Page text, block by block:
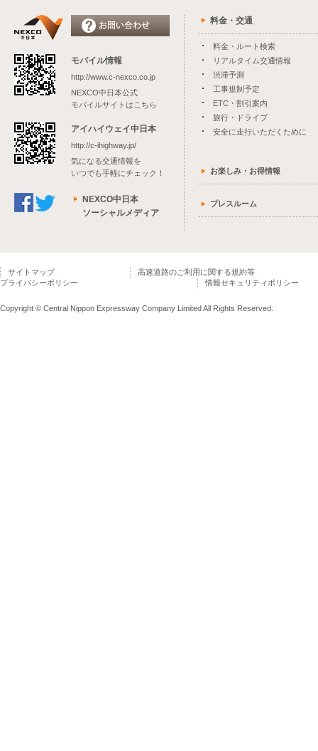
モバイル情報
http://www.c-nexco.co.jp
NEXCO中日本公式
モバイルサイトはこちら
アイハイウェイ中日本
http://c-ihighway.jp/
気になる交通情報を
いつでも手軽にチェック！
NEXCO中日本
ソーシャルメディア
料金・交通
料金・ルート検索
リアルタイム交通情報
渋滞予測
工事規制予定
ETC・割引案内
旅行・ドライブ
安全に走行いただくために
お楽しみ・お得情報
プレスルーム
サイトマップ
高速道路のご利用に関する規約等
プライバシーポリシー
情報セキュリティポリシー
Copyright © Central Nippon Expressway Company Limited All Rights Reserved.